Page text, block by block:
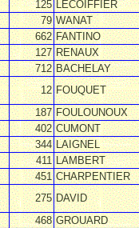
125 LECOIFFIER
79 WANAT
662 FANTINO
127 RENAUX
712 BACHELAY
12 FOUQUET
187 FOULOUNOUX
402 CUMONT
344 LAIGNEL
411 LAMBERT
451 CHARPENTIER
275 DAVID
468 GROUARD